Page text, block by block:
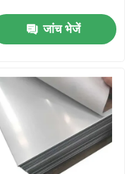
जांच भेजें